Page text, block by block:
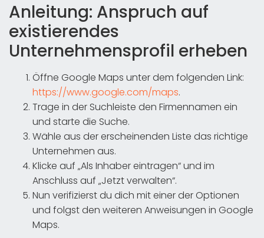
Anleitung: Anspruch auf
existierendes
Unternehmensprofil erheben
Öffne Google Maps unter dem folgenden Link:
https://www.google.com/maps.
Trage in der Suchleiste den Firmennamen ein
und starte die Suche.
Wähle aus der erscheinenden Liste das richtige
Unternehmen aus.
Klicke auf „Als Inhaber eintragen“ und im
Anschluss auf „Jetzt verwalten“.
Nun verifizierst du dich mit einer der Optionen
und folgst den weiteren Anweisungen in Google
Maps.